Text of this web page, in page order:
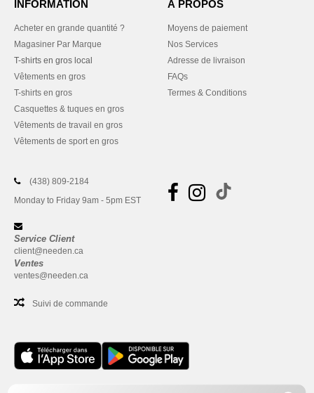
INFORMATION
Acheter en grande quantité ?
Magasiner Par Marque
T-shirts en gros local
Vêtements en gros
T-shirts en gros
Casquettes & tuques en gros
Vêtements de travail en gros
Vêtements de sport en gros
À PROPOS
Moyens de paiement
Nos Services
Adresse de livraison
FAQs
Termes & Conditions
(438) 809-2184
Monday to Friday 9am - 5pm EST
Service Client
client@needen.ca
Ventes
ventes@needen.ca
Suivi de commande